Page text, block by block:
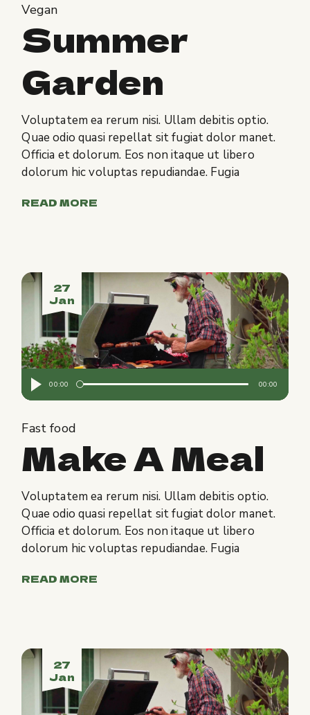
Vegan
Summer
Garden
Voluptatem ea rerum nisi. Ullam debitis optio.
Quae odio quasi repellat sit fugiat dolor manet.
Officia et dolorum. Eos non itaque ut libero
dolorum hic voluptas repudiandae. Fugia
READ MORE
27
Jan
Audio
Player
00:00 00:00
Fast food
Make A Meal
Voluptatem ea rerum nisi. Ullam debitis optio.
Quae odio quasi repellat sit fugiat dolor manet.
Officia et dolorum. Eos non itaque ut libero
dolorum hic voluptas repudiandae. Fugia
READ MORE
27
Jan